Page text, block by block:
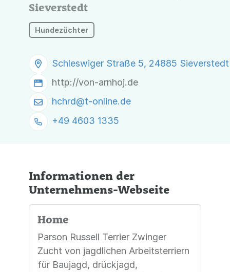
Sieverstedt
Hundezüchter
Schleswiger Straße 5, 24885 Sieverstedt
http://von-arnhoj.de
hchrd@t-online.de
+49 4603 1335
Informationen der
Unternehmens-Webseite
Home
Parson Russell Terrier Zwinger
Zucht von jagdlichen Arbeitsterriern
für Baujagd, drückjagd,